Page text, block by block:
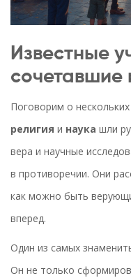
Известные
сочетавшие
Поговорим о
религия и наука шли
вера и научные
в противоречии. Они
как можно быть
вперед.
Один из самых
Он не только